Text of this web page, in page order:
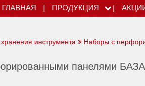
ГЛАВНАЯ | ПРОДУКЦИЯ |
инструмента
Наборы с
панелями